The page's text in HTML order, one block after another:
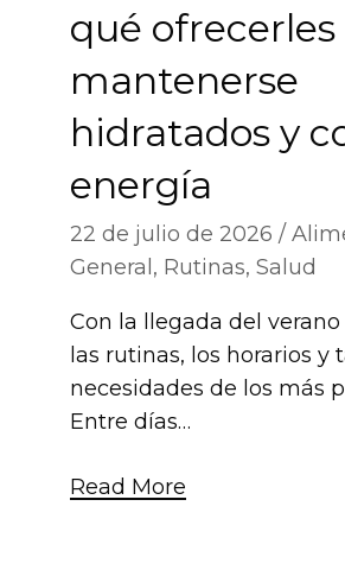
qué ofrecerles
mantenerse
hidratados y
energía
22 de julio de 2026
General, Rutinas, Salud
Con la llegada del
las rutinas, los horarios y
necesidades de los más
Entre días…
Read More